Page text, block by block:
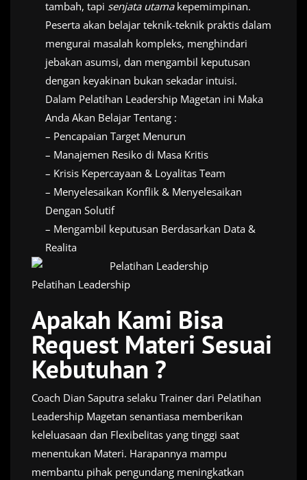
tambah, tapi senjata utamakepemimpinan.
Peserta akan belajar teknik-teknik praktis dalam
mengurai masalah kompleks, menghindari
jebakan asumsi, dan mengambil keputusan
dengan keyakinan bukan sekadar intuisi.
Dalam Pelatihan Leadership Magetan ini Maka
Anda Akan Belajar Tentang :
– Pencapaian Target Menurun
– Manajemen Resiko di Masa Kritis
– Krisis Kepercayaan & Loyalitas Team
– Menyelesaikan Konflik & Menyelesaikan
Dengan Solutif
– Mengambil keputusan Berdasarkan Data &
Realita
Pelatihan Leadership
Apakah Kami Bisa
Request Materi Sesuai
Kebutuhan ?
Coach Dian Saputra selaku Trainer dari Pelatihan
Leadership Magetan senantiasa memberikan
keleluasaan dan Flexibelitas yang tinggi saat
menentukan Materi. Harapannya mampu
membantu pihak pengundang meningkatkan